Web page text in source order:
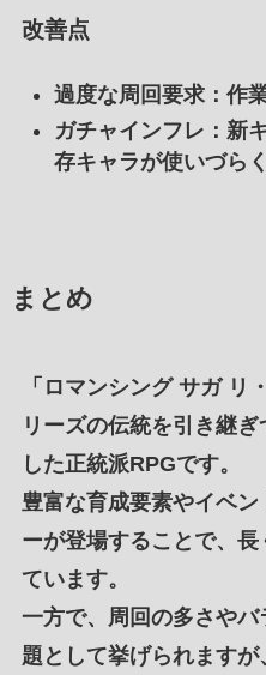
改善点
過度な周回要求：作
ガチャインフレ ：新
存キャラが使いづらく
まとめ
「 ロマンシング サガ リ
リーズの伝統を引き継ぎ
した正統派RPGです。
豊富な育成要素やイベン
ーが登場することで、 長
ています。
一方で、 周回の多さやバ
題 として挙げられますが